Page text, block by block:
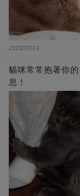
2023/07/24
貓咪常常抱著你
息！